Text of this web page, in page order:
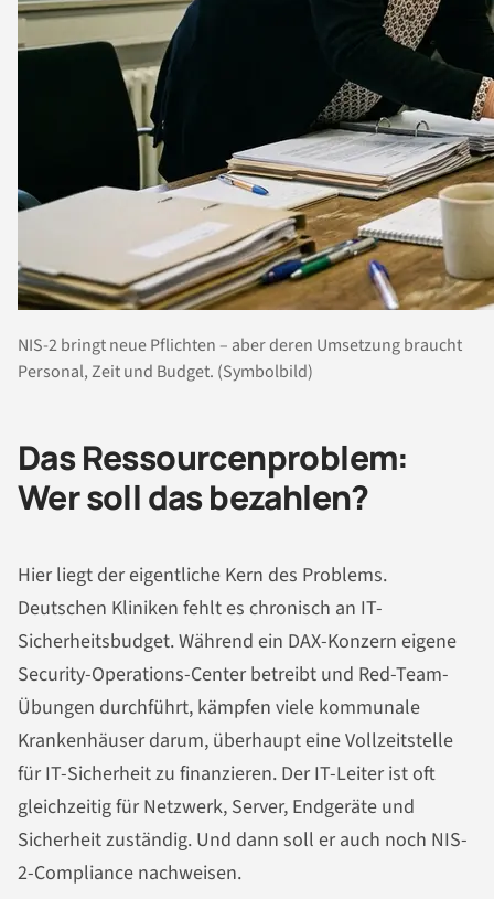
NIS-2 bringt neue Pflichten – aber deren Umsetzung braucht
Personal, Zeit und Budget. (Symbolbild)
Das Ressourcenproblem:
Wer soll das bezahlen?
Hier liegt der eigentliche Kern des Problems.
Deutschen Kliniken fehlt es chronisch an IT-
Sicherheitsbudget. Während ein DAX-Konzern eigene
Security-Operations-Center betreibt und Red-Team-
Übungen durchführt, kämpfen viele kommunale
Krankenhäuser darum, überhaupt eine Vollzeitstelle
für IT-Sicherheit zu finanzieren. Der IT-Leiter ist oft
gleichzeitig für Netzwerk, Server, Endgeräte und
Sicherheit zuständig. Und dann soll er auch noch NIS-
2-Compliance nachweisen.